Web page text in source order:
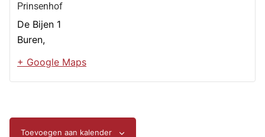
Prinsenhof
De Bijen 1
Buren,
+ Google Maps
Toevoegen aan kalender